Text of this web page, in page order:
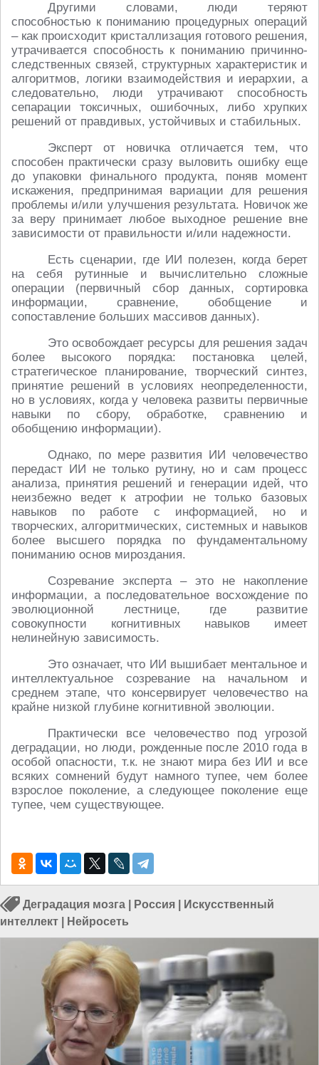
Другими словами, люди теряют
способностью к пониманию процедурных операций
– как происходит кристаллизация готового решения,
утрачивается способность к пониманию причинно-
следственных связей, структурных характеристик и
алгоритмов, логики взаимодействия и иерархии, а
следовательно, люди утрачивают способность
сепарации токсичных, ошибочных, либо хрупких
решений от правдивых, устойчивых и стабильных.
Эксперт от новичка отличается тем, что
способен практически сразу выловить ошибку еще
до упаковки финального продукта, поняв момент
искажения, предпринимая вариации для решения
проблемы и/или улучшения результата. Новичок же
за веру принимает любое выходное решение вне
зависимости от правильности и/или надежности.
Есть сценарии, где ИИ полезен, когда берет
на себя рутинные и вычислительно сложные
операции (первичный сбор данных, сортировка
информации, сравнение, обобщение и
сопоставление больших массивов данных).
Это освобождает ресурсы для решения задач
более высокого порядка: постановка целей,
стратегическое планирование, творческий синтез,
принятие решений в условиях неопределенности,
но в условиях, когда у человека развиты первичные
навыки по сбору, обработке, сравнению и
обобщению информации).
Однако, по мере развития ИИ человечество
передаст ИИ не только рутину, но и сам процесс
анализа, принятия решений и генерации идей, что
неизбежно ведет к атрофии не только базовых
навыков по работе с информацией, но и
творческих, алгоритмических, системных и навыков
более высшего порядка по фундаментальному
пониманию основ мироздания.
Созревание эксперта – это не накопление
информации, а последовательное восхождение по
эволюционной лестнице, где развитие
совокупности когнитивных навыков имеет
нелинейную зависимость.
Это означает, что ИИ вышибает ментальное и
интеллектуальное созревание на начальном и
среднем этапе, что консервирует человечество на
крайне низкой глубине когнитивной эволюции.
Практически все человечество под угрозой
деградации, но люди, рожденные после 2010 года в
особой опасности, т.к. не знают мира без ИИ и все
всяких сомнений будут намного тупее, чем более
взрослое поколение, а следующее поколение еще
тупее, чем существующее.
Деградация мозга Россия
Искусственный
интеллект
Нейросеть